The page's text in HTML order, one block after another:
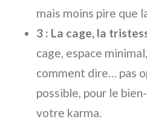
mais moins pire que
3 : La cage, la
cage, espace
comment dire… pas
possible, pour le
votre karma.